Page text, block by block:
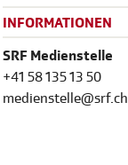
INFORMATIONEN
SRF Medienstelle
+41 58 135 13 50
medienstelle@srf.ch